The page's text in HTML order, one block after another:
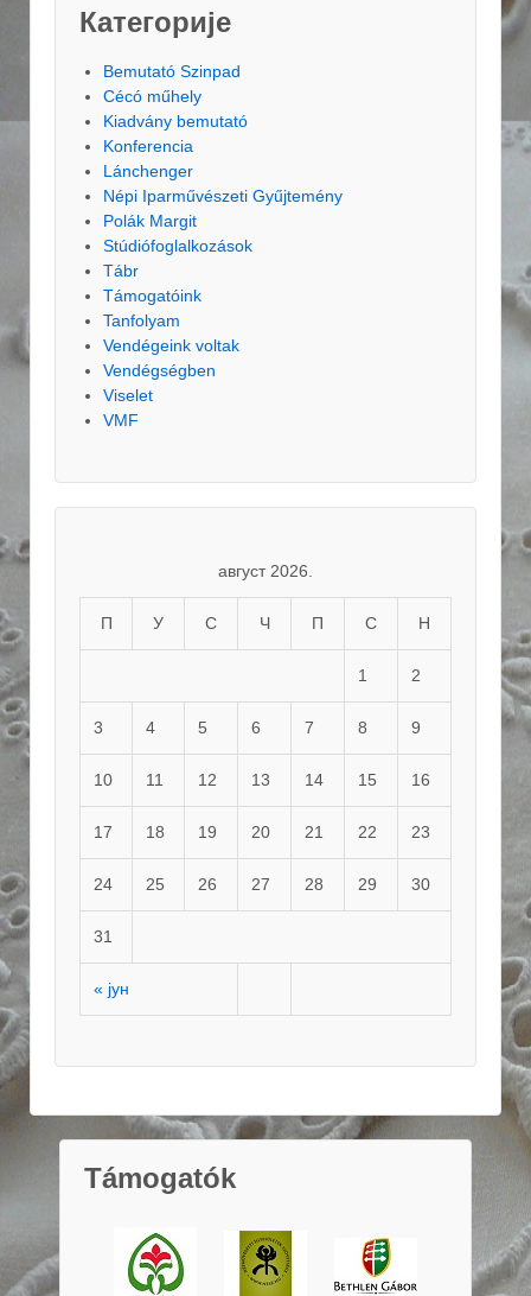
Категорије
Bemutató Szinpad
Cécó műhely
Kiadvány bemutató
Konferencia
Lánchenger
Népi Iparművészeti Gyűjtemény
Polák Margit
Stúdiófoglalkozások
Tábr
Támogatóink
Tanfolyam
Vendégeink voltak
Vendégségben
Viselet
VMF
август 2026.
П У С Ч П С Н
« јун
1 2
3 4 5 6 7 8 9
10 11 12 13 14 15 16
17 18 19 20 21 22 23
24 25 26 27 28 29 30
31
Támogatók